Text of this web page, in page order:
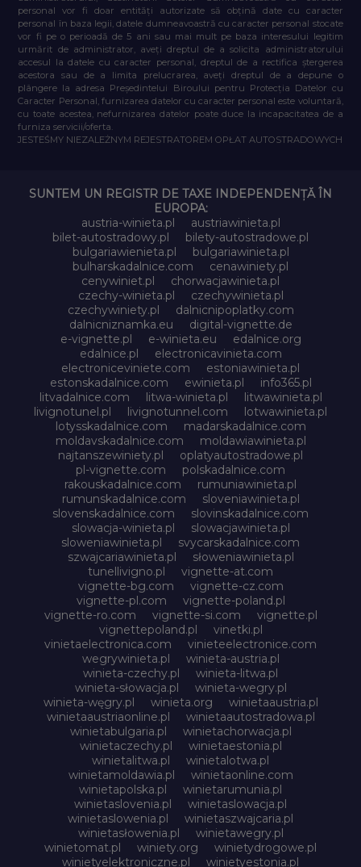
personal vor fi doar entități autorizate să obțină date cu caracter
personal în baza legii, datele dumneavoastră cu caracter personal stocate
vor fi pe o perioadă de 5 ani sau mai mult pe baza interesului legitim
urmărit de administrator, aveți dreptul de a solicita administratorului
accesul la datele cu caracter personal, dreptul de a rectifica ștergerea
acestora sau de a limita prelucrarea, aveți dreptul de a depune o
plângere la adresa Președintelui Biroului pentru Protecția Datelor cu
Caracter Personal, furnizarea datelor cu caracter personal este voluntară,
cu toate acestea, nefurnizarea datelor poate duce la incapacitatea de a
furniza servicii/oferta.
JESTEŚMY NIEZALEŻNYM REJESTRATOREM OPŁAT AUTOSTRADOWYCH
SUNTEM UN REGISTR DE TAXE INDEPENDENȚĂ ÎN
EUROPA:
austria-winieta.pl
austriawinieta.pl
bilet-autostradowy.pl
bilety-autostradowe.pl
bulgariawienieta.pl
bulgariawinieta.pl
bulharskadalnice.com
cenawiniety.pl
cenywiniet.pl
chorwacjawinieta.pl
czechy-winieta.pl
czechywinieta.pl
czechywiniety.pl
dalnicnipoplatky.com
dalnicniznamka.eu
digital-vignette.de
e-vignette.pl
e-winieta.eu
edalnice.org
edalnice.pl
electronicavinieta.com
electroniceviniete.com
estoniawinieta.pl
estonskadalnice.com
ewinieta.pl
info365.pl
litvadalnice.com
litwa-winieta.pl
litwawinieta.pl
livignotunel.pl
livignotunnel.com
lotwawinieta.pl
lotysskadalnice.com
madarskadalnice.com
moldavskadalnice.com
moldawiawinieta.pl
najtanszewiniety.pl
oplatyautostradowe.pl
pl-vignette.com
polskadalnice.com
rakouskadalnice.com
rumuniawinieta.pl
rumunskadalnice.com
sloveniawinieta.pl
slovenskadalnice.com
slovinskadalnice.com
slowacja-winieta.pl
slowacjawinieta.pl
sloweniawinieta.pl
svycarskadalnice.com
szwajcariawinieta.pl
słoweniawinieta.pl
tunellivigno.pl
vignette-at.com
vignette-bg.com
vignette-cz.com
vignette-pl.com
vignette-poland.pl
vignette-ro.com
vignette-si.com
vignette.pl
vignettepoland.pl
vinetki.pl
vinietaelectronica.com
vinieteelectronice.com
wegrywinieta.pl
winieta-austria.pl
winieta-czechy.pl
winieta-litwa.pl
winieta-słowacja.pl
winieta-wegry.pl
winieta-węgry.pl
winieta.org
winietaaustria.pl
winietaaustriaonline.pl
winietaautostradowa.pl
winietabulgaria.pl
winietachorwacja.pl
winietaczechy.pl
winietaestonia.pl
winietalitwa.pl
winietalotwa.pl
winietamoldawia.pl
winietaonline.com
winietapolska.pl
winietarumunia.pl
winietaslovenia.pl
winietaslowacja.pl
winietaslowenia.pl
winietaszwajcaria.pl
winietasłowenia.pl
winietawegry.pl
winietomat.pl
winiety.org
winietydrogowe.pl
winietyelektroniczne.pl
winietyestonia.pl